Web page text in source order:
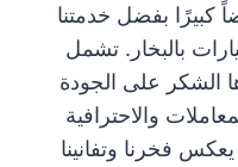
كبيرًا بفضل خدمتنا
بالبخار. تشمل
الشكر على الجودة
والاحترافية
فخرنا وتفانينا